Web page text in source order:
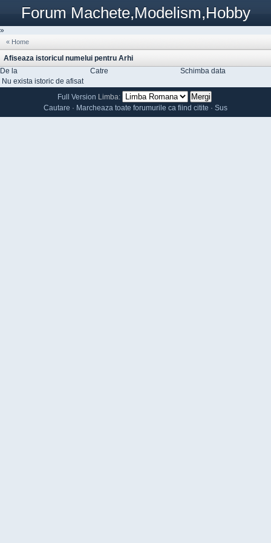
Forum Machete,Modelism,Hobby
»
« Home
Afiseaza istoricul numelui pentru Arhi
De la
Catre
Schimba data
Nu exista istoric de afisat
Full Version Limba:
Cautare · Marcheaza toate forumurile ca fiind citite · Sus